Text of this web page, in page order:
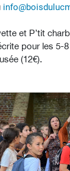
et P’tit
pour les 5-
(12€).